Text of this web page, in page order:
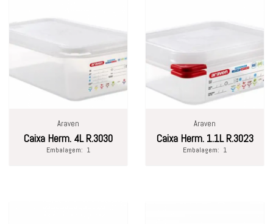
Araven
Caixa Herm. 4L R.3030
Embalagem: 1
Araven
Caixa Herm. 1.1L R.3023
Embalagem: 1